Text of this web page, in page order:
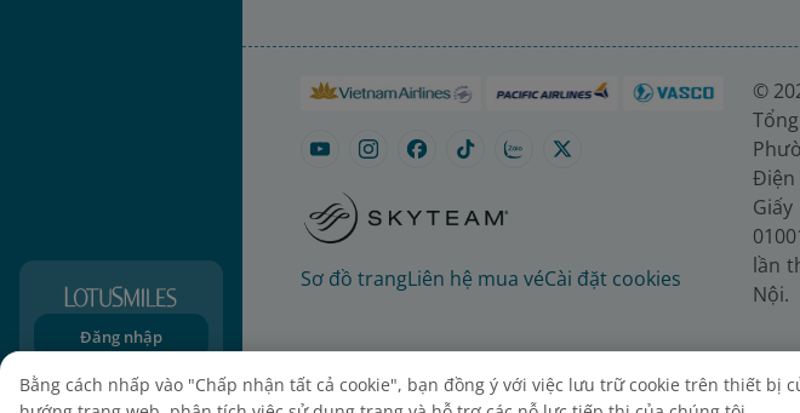
Đăng nhập
Đăng ký
Sơ đồ trangLiên hệ mua véCài đặt cookies
©
Điện
lần
Nội.
Bằng cách nhấp vào "Chấp nhận tất cả cookie", bạn đồng ý với việc lưu trữ cookie trên thiết bị